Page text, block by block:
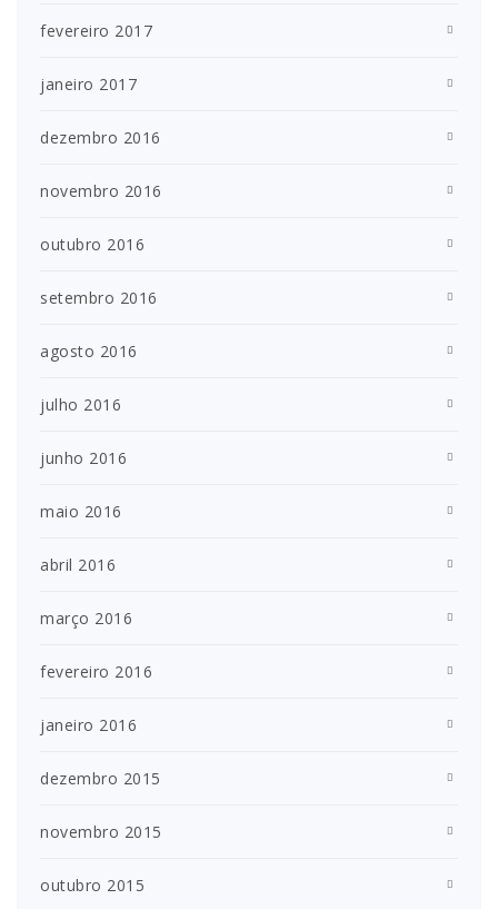
fevereiro 2017
janeiro 2017
dezembro 2016
novembro 2016
outubro 2016
setembro 2016
agosto 2016
julho 2016
junho 2016
maio 2016
abril 2016
março 2016
fevereiro 2016
janeiro 2016
dezembro 2015
novembro 2015
outubro 2015